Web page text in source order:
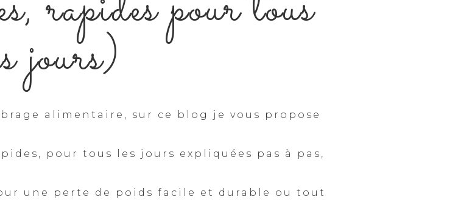
jours)
alimentaire, sur ce blog je vous propose
pour tous les jours expliquées pas à pas,
une perte de poids facile et durable ou tout